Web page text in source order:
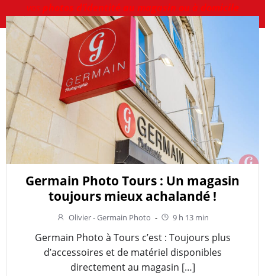
vos photos d’identité au magasin ou à domicile
Germain Photo Tours : Un magasin
toujours mieux achalandé !
Olivier - Germain Photo - 9 h 13 min
Germain Photo à Tours c’est : Toujours plus
d’accessoires et de matériel disponibles
directement au magasin […]